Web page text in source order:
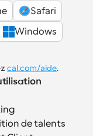
Safari
Windows
cal.com/aide.
de talents